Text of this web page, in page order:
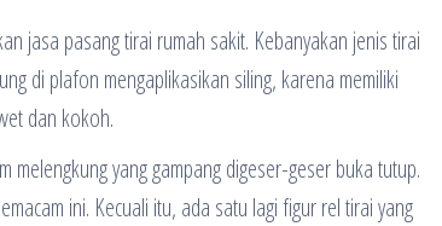
jasa pasang tirai rumah sakit. Kebanyakan jenis tirai
di plafon mengaplikasikan siling, karena memiliki
dan kokoh.
melengkung yang gampang digeser-geser buka tutup.
ini. Kecuali itu, ada satu lagi figur rel tirai yang